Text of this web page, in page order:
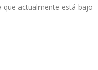
que actualmente está bajo